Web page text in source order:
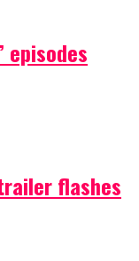
episodes
flashes